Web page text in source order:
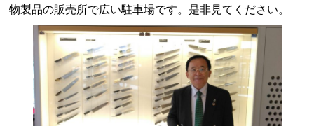
物製品の販売所で広い駐車場です。是非見てください。